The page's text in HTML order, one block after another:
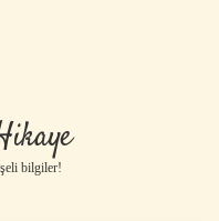
bilgiler!